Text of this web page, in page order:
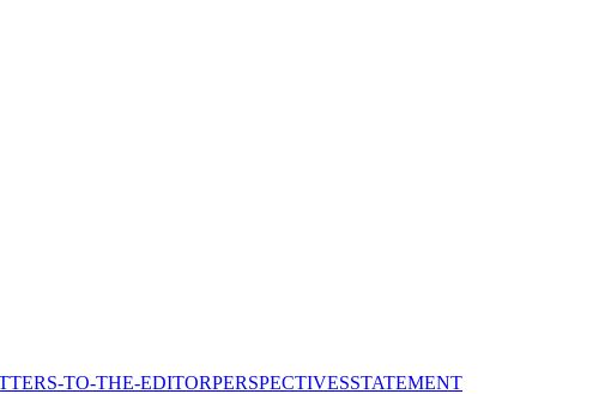
TO-THE-EDITORPERSPECTIVESSTATEMENT